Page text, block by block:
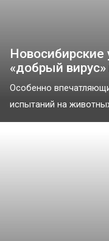
«добрый
Особенно
испытаний на